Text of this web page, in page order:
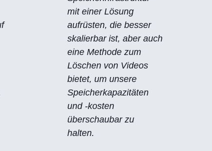
mit einer Lösung
aufrüsten, die besser
skalierbar ist, aber auch
eine Methode zum
Löschen von Videos
bietet, um unsere
Speicherkapazitäten
und -kosten
überschaubar zu
halten.